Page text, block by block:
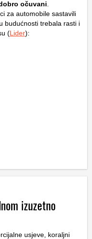
očuvani
za automobile sastavili
budućnosti trebala rasti i
(Lider):
izuzetno
usjeve, koraljni